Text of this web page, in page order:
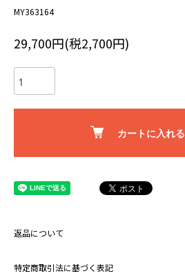
MY363164
29,700円(税2,700円)
カートに入れる
返品について
特定商取引法に基づく表記